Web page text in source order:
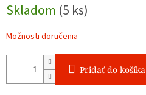
cena:
Skladom (5 ks)
Možnosti doručenia
Pridať do košíka